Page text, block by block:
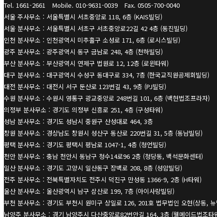
Tel. 1661-2661
Mobile. 010-9631-0039
Fax. 0505-700-0040
서울 주사무소 : 서울특별시 서초중앙로 118, 6층 (KAIS빌딩)
서울 분사무소 : 서울특별시 서초구 서초중앙로22길 42 4층 (동진빌딩)
인천 분사무소 : 인천광역시 미추홀구 소성로 171, 6층 (로시스빌딩)
광주 분사무소 : 광주광역시 동구 금남로 248, 4층 (천하빌딩)
부산 분사무소 : 부산광역시 연제구 법원로 12, 12층 (로윈타워)
대구 분사무소 : 대구광역시 수성구 동대구로 334, 7층 (한국교직원공제회빌딩)
대전 분사무소 : 대전시 서구 둔산로 123번길 43, 9층 (PJ빌딩)
수원 분사무소 : 수원시 영통구 광교중앙로 248번길 101, 6층 (백현법조프라자)
의정부 분사무소 : 경기도 의정부 신흥로 251, 4층 (구성타워)
성남 분사무소 : 경기도 성남시 중원구 산성대로 464, 3층
창원 분사무소 : 경상남도 창원시 성산구 동산로 220번길 31, 5층 (동남빌딩)
평택 분사무소 : 경기도 평택시 평남로 1047-1, 4층 (청언빌딩)
천안 분사무소 : 충남 천안시 동남구 청수14로96 2층 (청당동, 백석문화센터)
일산 분사무소 : 경기도 고양시 일산동구 장백로 208, 8층 (성암빌딩)
전주 분사무소 : 전북특별자치도 전주시 덕진구 만성동 1366-9, 2층 (H타워)
울산 분사무소 : 울산광역시 남구 삼산로 199, 7층 (아이사랑빌딩)
부천 분사무소 : 경기도 부천시 원미구 상일로 126, 201호 법무법인 오현(상동,
남양주 분사무소 : 경기 남양주시 다산중앙로82번안길 164, 3층 (웰메이드법조타